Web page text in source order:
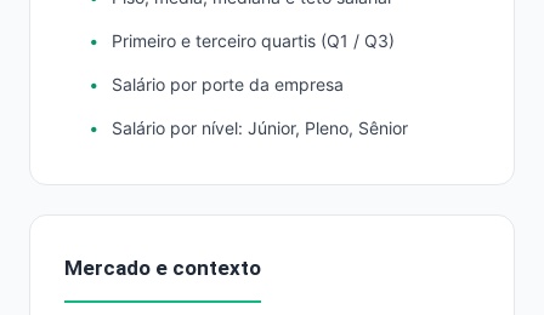
Primeiro e terceiro quartis (Q1 / Q3)
Salário por porte da empresa
Salário por nível: Júnior, Pleno, Sênior
Mercado e contexto